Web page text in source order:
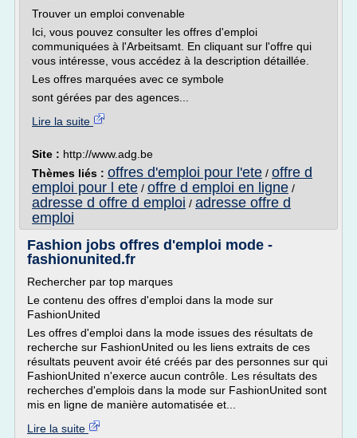
Trouver un emploi convenable
Ici, vous pouvez consulter les offres d'emploi
communiquées à l'Arbeitsamt. En cliquant sur l'offre qui
vous intéresse, vous accédez à la description détaillée.
Les offres marquées avec ce symbole
sont gérées par des agences...
Lire la suite
Site : http://www.adg.be
Thèmes liés : offres d'emploi pour l'ete / offre d
emploi pour l ete / offre d emploi en ligne /
adresse d offre d emploi / adresse offre d
emploi
Fashion jobs offres d'emploi mode -
fashionunited.fr
Rechercher par top marques
Le contenu des offres d'emploi dans la mode sur
FashionUnited
Les offres d'emploi dans la mode issues des résultats de
recherche sur FashionUnited ou les liens extraits de ces
résultats peuvent avoir été créés par des personnes sur qui
FashionUnited n'exerce aucun contrôle. Les résultats des
recherches d'emplois dans la mode sur FashionUnited sont
mis en ligne de manière automatisée et...
Lire la suite